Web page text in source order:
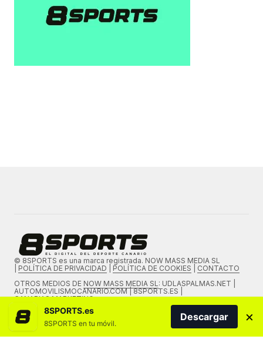
© 8SPORTS es una marca registrada. NOW MASS MEDIA SL
POLÍTICA DE PRIVACIDAD POLÍTICA DE COOKIES
CONTACTO
OTROS MEDIOS DE NOW MASS MEDIA SL: UDLASPALMAS.NET |
AUTOMOVILISMOCANARIO.COM | 8SPORTS.ES |
CANARIAS.MARKETING
8SPORTS.es
8SPORTS en tu móvil.
Descargar ×